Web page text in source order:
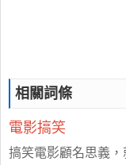
相關詞條
電影搞笑
搞笑電影顧名思義，